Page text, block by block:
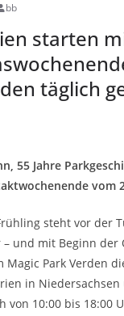
bb
starten
täglich
55 Jahre
vom
steht vor der
und mit Beginn der
Magic Park Verden
in
von 10:00 bis 18:00